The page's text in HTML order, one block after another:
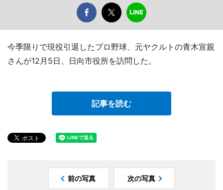
今季限りで現役引退したプロ野球、元ヤクルトの青木宣親
さんが12月5日、日向市役所を訪問した。
記事を読む
前の写真 次の写真